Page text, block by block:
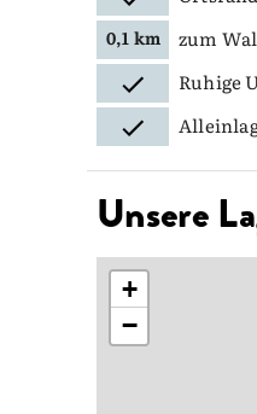
0,1 km zum
Ruhige
Unsere
+
−